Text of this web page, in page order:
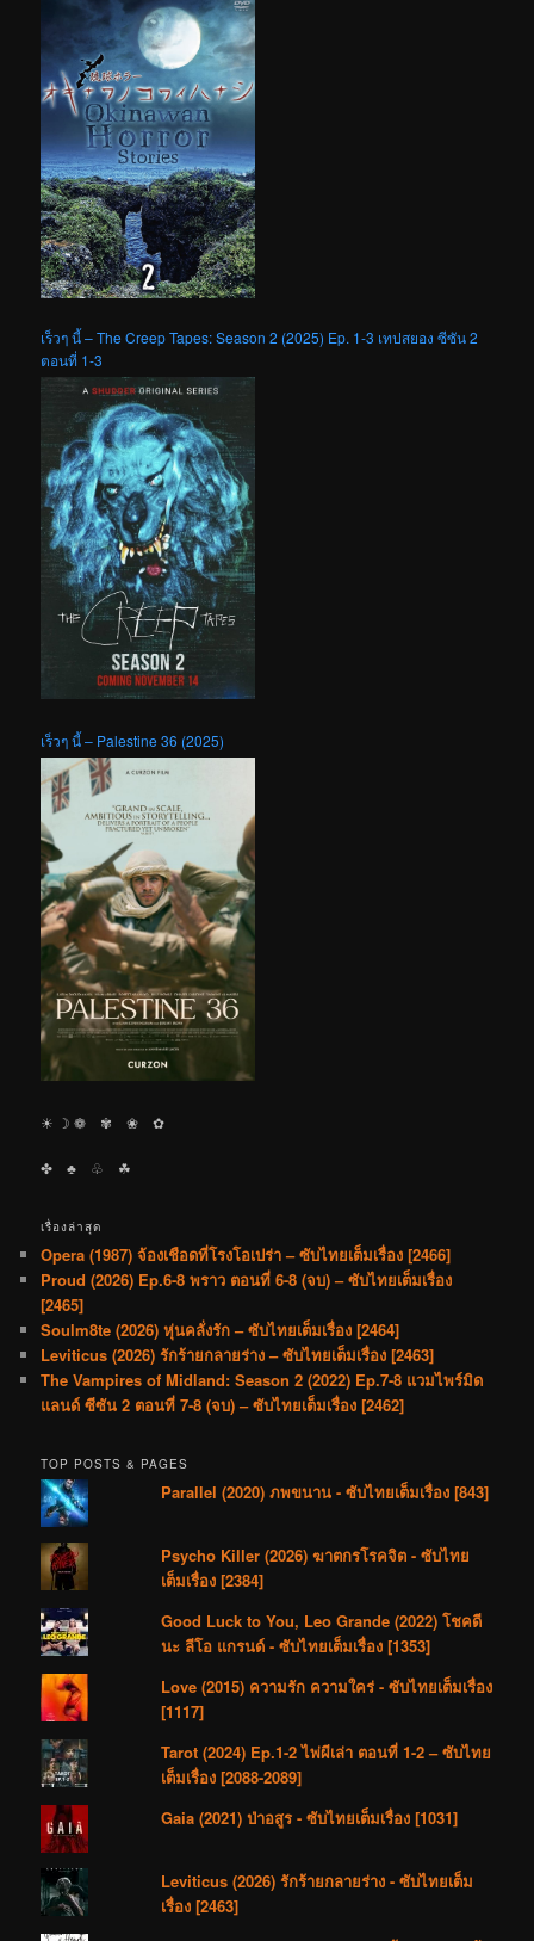
เร็วๆ นี้ – The Creep Tapes: Season 2 (2025) Ep. 1-3 เทปสยอง ซีซัน 2
ตอนที่ 1-3
เร็วๆ นี้ – Palestine 36 (2025)
☀︎ ☽ ❁ ✾ ❀ ✿
✤ ♣︎ ♧ ☘︎
เรื่องล่าสุด
Opera (1987) จ้องเชือดที่โรงโอเปร่า – ซับไทยเต็มเรื่อง [2466]
Proud (2026) Ep.6-8 พราว ตอนที่ 6-8 (จบ) – ซับไทยเต็มเรื่อง
[2465]
Soulm8te (2026) หุ่นคลั่งรัก – ซับไทยเต็มเรื่อง [2464]
Leviticus (2026) รักร้ายกลายร่าง – ซับไทยเต็มเรื่อง [2463]
The Vampires of Midland: Season 2 (2022) Ep.7-8 แวมไพร์มิด
แลนด์ ซีซัน 2 ตอนที่ 7-8 (จบ) – ซับไทยเต็มเรื่อง [2462]
TOP POSTS & PAGES
Parallel (2020) ภพขนาน - ซับไทยเต็มเรื่อง [843]
Psycho Killer (2026) ฆาตกรโรคจิต - ซับไทย
เต็มเรื่อง [2384]
Good Luck to You, Leo Grande (2022) โชคดี
นะ ลีโอ แกรนด์ - ซับไทยเต็มเรื่อง [1353]
Love (2015) ความรัก ความใคร่ - ซับไทยเต็มเรื่อง
[1117]
Tarot (2024) Ep.1-2 ไพ่ผีเล่า ตอนที่ 1-2 – ซับไทย
เต็มเรื่อง [2088-2089]
Gaia (2021) ป่าอสูร - ซับไทยเต็มเรื่อง [1031]
Leviticus (2026) รักร้ายกลายร่าง - ซับไทยเต็ม
เรื่อง [2463]